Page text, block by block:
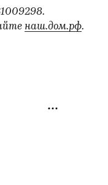
наш.дом.рф.